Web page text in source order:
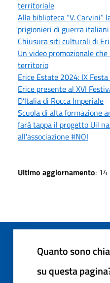
territoriale
Alla biblioteca “V. Carvini”
prigionieri di guerra italiani
Chiusura siti culturali di
Un video promozionale
territorio
Erice Estate 2024: IX
Erice presente al XVI
D’Italia di Rocca Imperiale
Scuola di alta formazione
farà tappa il progetto Uil
all'associazione #NOI
Ultimo aggiornamento:
Quanto sono
su questa